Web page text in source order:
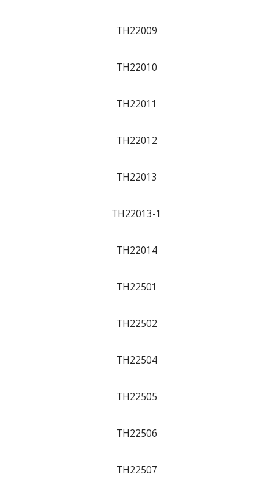
TH22009
TH22010
TH22011
TH22012
TH22013
TH22013-1
TH22014
TH22501
TH22502
TH22504
TH22505
TH22506
TH22507